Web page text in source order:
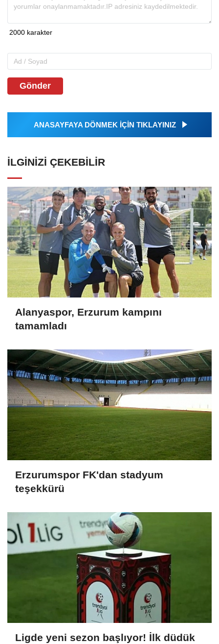
Gönder
ANASAYFAYA DÖNMEK İÇİN TIKLAYINIZ
İLGINIZI ÇEKEBILIR
Alanyaspor, Erzurum kampını
tamamladı
Erzurumspor FK'dan stadyum
teşekkürü
Ligde yeni sezon başlıyor! İlk düdük